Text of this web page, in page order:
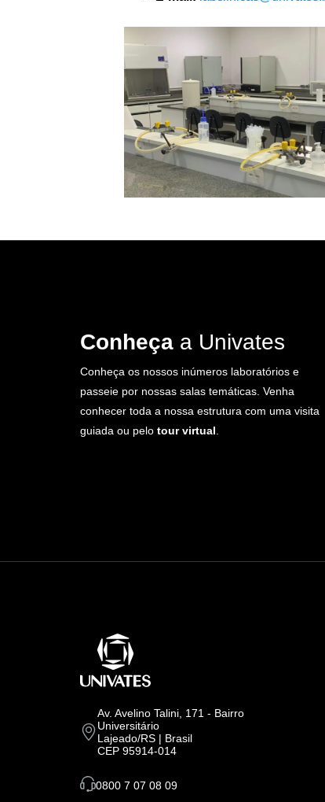
Conheça a Univates
Conheça os nossos inúmeros laboratórios e
passeie por nossas salas temáticas. Venha
conhecer toda a nossa estrutura com uma visita
guiada ou pelo tour virtual
Av. Avelino Talini, 171 - Bairro
Universitário
Lajeado/RS | Brasil
CEP 95914-014
0800 7 07 08 09